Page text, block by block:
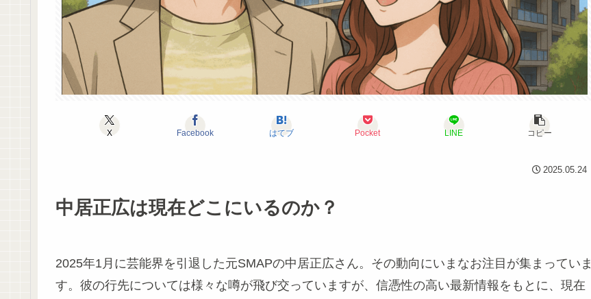
X Facebook はてブ Pocket LINE コピー
2025.05.24
中居正広は現在どこにいるのか？
2025年1月に芸能界を引退した元SMAPの中居正広さん。その動向にいまなお注目が集まっていま
す。彼の行先については様々な噂が飛び交っていますが、信憑性の高い最新情報をもとに、現在